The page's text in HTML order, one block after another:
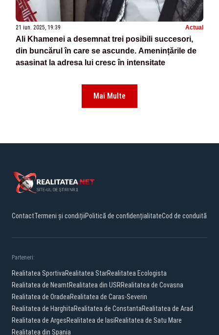
21 iun. 2025, 19:39 Actual
Ali Khamenei a desemnat trei posibili succesori,
din buncărul în care se ascunde. Amenințările de
asasinat la adresa lui cresc în intensitate
Mai Multe
ContactTermeni și condițiiPolitică de confidențialitateCod de conduită
Parteneri:
Realitatea SportivaRealitatea StarRealitatea Ecologista
Realitatea de NeamtRealitatea din USRRealitatea de Covasna
Realitatea de OradeaRealitatea de Caras-Severin
Realitatea de HarghitaRealitatea de ConstantaRealitatea de Arad
Realitatea de ArgesRealitatea de IasiRealitatea de Satu Mare
Realitatea din Spania